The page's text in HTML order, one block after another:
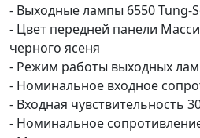
- Выходные лампы 6550 Tung-
- Цвет передней панели
черного ясеня
- Режим работы выходных
- Номинальное входное
- Входная чувствительность
- Номинальное